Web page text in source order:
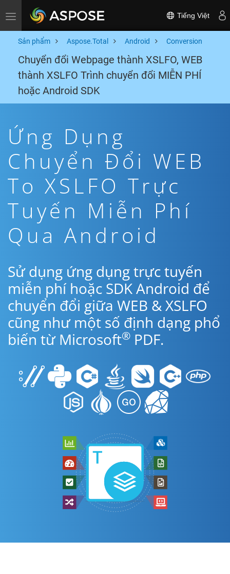
Toggle navigation Tiếng Việt
Sản phẩm Aspose.Total Android Conversion
Chuyển đổi Webpage thành XSLFO, WEB
thành XSLFO Trình chuyển đổi MIỄN PHÍ
hoặc Android SDK
Ứng Dụng
Chuyển Đổi WEB
To XSLFO Trực
Tuyến Miễn Phí
Qua Android
Sử dụng ứng dụng trực tuyến
miễn phí hoặc SDK Android để
chuyển đổi giữa WEB & XSLFO
cũng như một số định dạng phổ
biến từ Microsoft® PDF.